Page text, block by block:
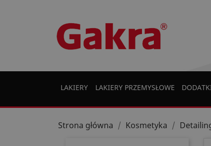
LAKIERY LAKIERY PRZEMYSŁOWE
Strona główna Kosmetyka